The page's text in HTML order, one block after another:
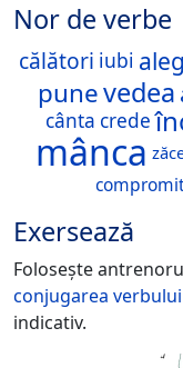
Nor de verbe
călători iubi
punevedea
cânta crede
mânca
Exersează
Folosește
conjugarea verbului
indicativ.